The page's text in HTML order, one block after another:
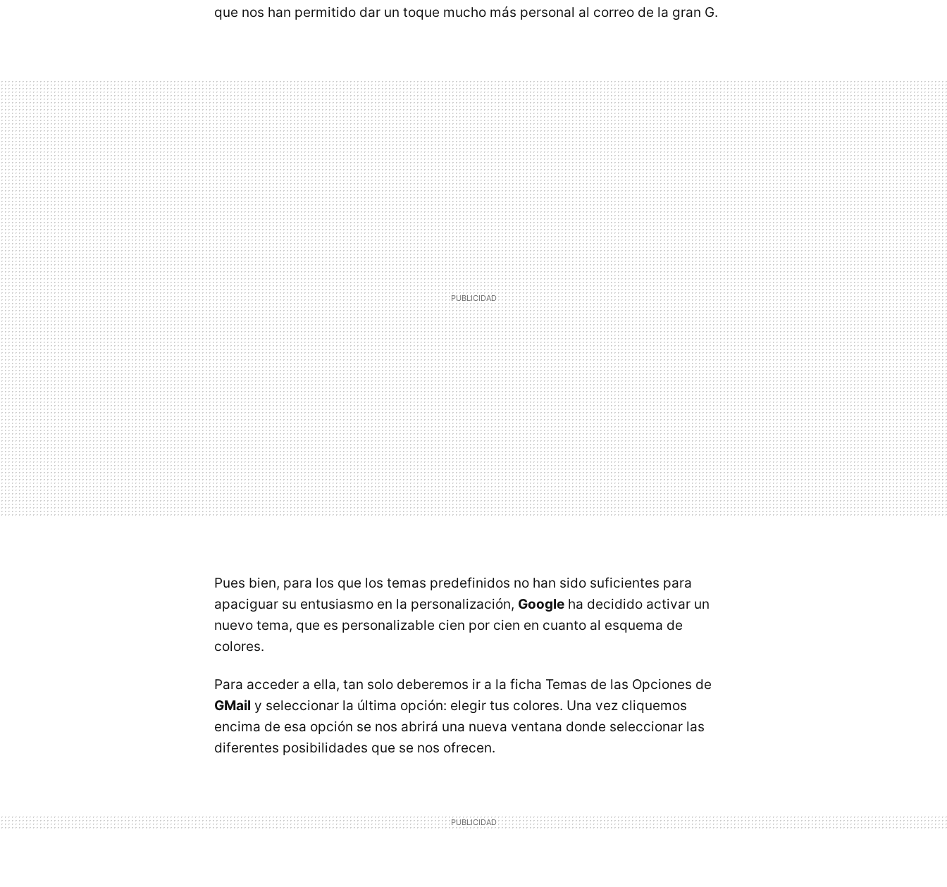
que nos han permitido dar un toque mucho más personal al correo de la gran G.
Pues bien, para los que los temas predefinidos no han sido suficientes para
apaciguar su entusiasmo en la personalización, Google ha decidido activar un
nuevo tema, que es personalizable cien por cien en cuanto al esquema de
colores.
Para acceder a ella, tan solo deberemos ir a la ficha Temas de las Opciones de
GMail y seleccionar la última opción: elegir tus colores. Una vez cliquemos
encima de esa opción se nos abrirá una nueva ventana donde seleccionar las
diferentes posibilidades que se nos ofrecen.